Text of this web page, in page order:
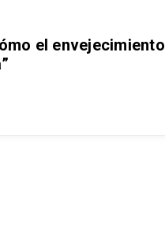
el envejecimiento